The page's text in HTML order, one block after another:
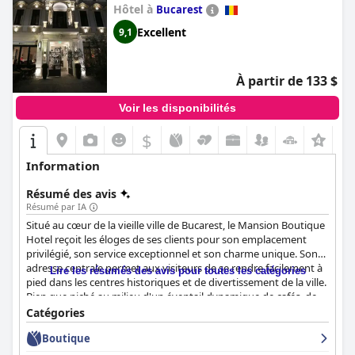
qui pourraient bénéficier d'une attention particulière pour
améliorer l'expérience client.
Hôtel à Bucarest
9,1 Excellent
À partir de 133 $
Voir les disponibilités
$
Information
Résumé des avis
Résumé par IA
Situé au cœur de la vieille ville de Bucarest, le Mansion Boutique
Hotel reçoit les éloges de ses clients pour son emplacement
privilégié, son service exceptionnel et son charme unique. Son
adresse centrale permet aux visiteurs de se rendre facilement à
pied dans les centres historiques et de divertissement de la ville.
Bien que niché au milieu d'un éventail dynamique de cafés, de
restaurants et de clubs, l'hôtel offre une retraite sereine isolée
du bruit de la rue, ce qui en fait un point de départ idéal pour
explorer Bucarest.
Lire les résumés des avis pour toutes les catégories
Catégories
Boutique